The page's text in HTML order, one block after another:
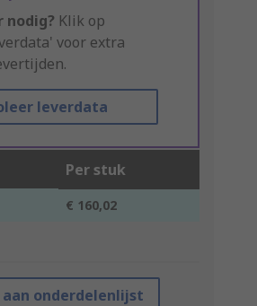
nodig? Klik op
voor extra
leverdata
Per stuk
€ 160,02
onderdelenlijst